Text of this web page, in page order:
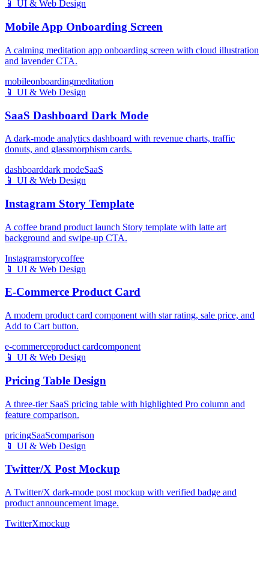
📱 UI & Web Design
Mobile App Onboarding Screen
A calming meditation app onboarding screen with cloud illustration
and lavender CTA.
mobileonboardingmeditation
📱 UI & Web Design
SaaS Dashboard Dark Mode
A dark-mode analytics dashboard with revenue charts, traffic
donuts, and glassmorphism cards.
dashboarddark modeSaaS
📱 UI & Web Design
Instagram Story Template
A coffee brand product launch Story template with latte art
background and swipe-up CTA.
Instagramstorycoffee
📱 UI & Web Design
E-Commerce Product Card
A modern product card component with star rating, sale price, and
Add to Cart button.
e-commerceproduct cardcomponent
📱 UI & Web Design
Pricing Table Design
A three-tier SaaS pricing table with highlighted Pro column and
feature comparison.
pricingSaaScomparison
📱 UI & Web Design
Twitter/X Post Mockup
A Twitter/X dark-mode post mockup with verified badge and
product announcement image.
TwitterXmockup